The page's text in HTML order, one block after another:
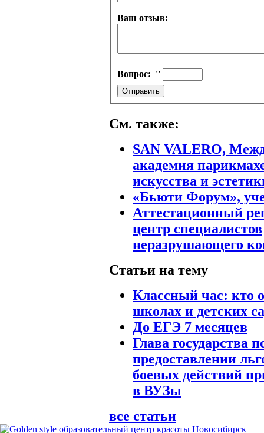
Ваш отзыв:
Вопрос: ''
См. также:
SAN VALERO,
академия
искусства и
«Бьюти Форум»,
Аттестационный
центр специалистов
неразрушающего
Статьи на тему
Классный час: кто
школах и детских
До ЕГЭ 7 месяцев
Глава государства
предоставлении
боевых действий
в ВУЗы
все статьи